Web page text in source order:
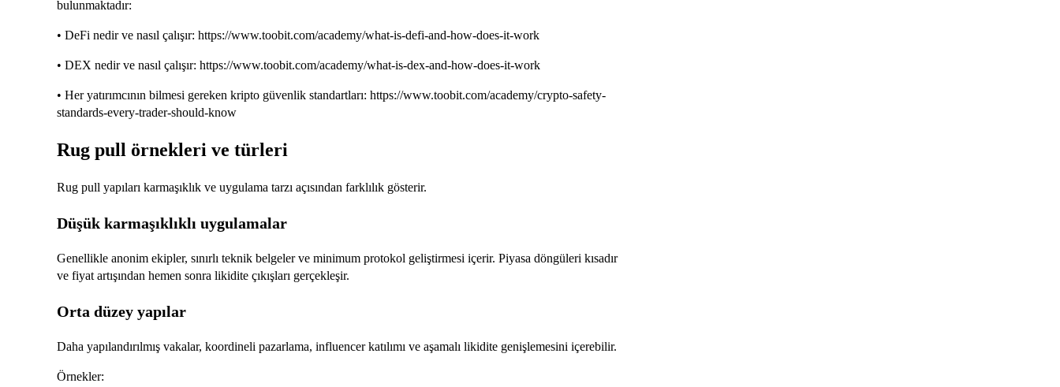
bulunmaktadır:
• DeFi nedir ve nasıl çalışır: https://www.toobit.com/academy/what-is-defi-and-how-does-it-work
• DEX nedir ve nasıl çalışır: https://www.toobit.com/academy/what-is-dex-and-how-does-it-work
• Her yatırımcının bilmesi gereken kripto güvenlik standartları: https://www.toobit.com/academy/crypto-safety-
standards-every-trader-should-know
Rug pull örnekleri ve türleri
Rug pull yapıları karmaşıklık ve uygulama tarzı açısından farklılık gösterir.
Düşük karmaşıklıklı uygulamalar
Genellikle anonim ekipler, sınırlı teknik belgeler ve minimum protokol geliştirmesi içerir. Piyasa döngüleri kısadır
ve fiyat artışından hemen sonra likidite çıkışları gerçekleşir.
Orta düzey yapılar
Daha yapılandırılmış vakalar, koordineli pazarlama, influencer katılımı ve aşamalı likidite genişlemesini içerebilir.
Örnekler: